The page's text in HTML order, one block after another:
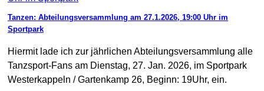
Tanzen: Abteilungsversammlung am 27.1.2026, 19:00 Uhr im
Sportpark
Hiermit lade ich zur jährlichen Abteilungsversammlung alle
Tanzsport-Fans am Dienstag, 27. Jan. 2026, im Sportpark
Westerkappeln / Gartenkamp 26, Beginn: 19Uhr, ein.